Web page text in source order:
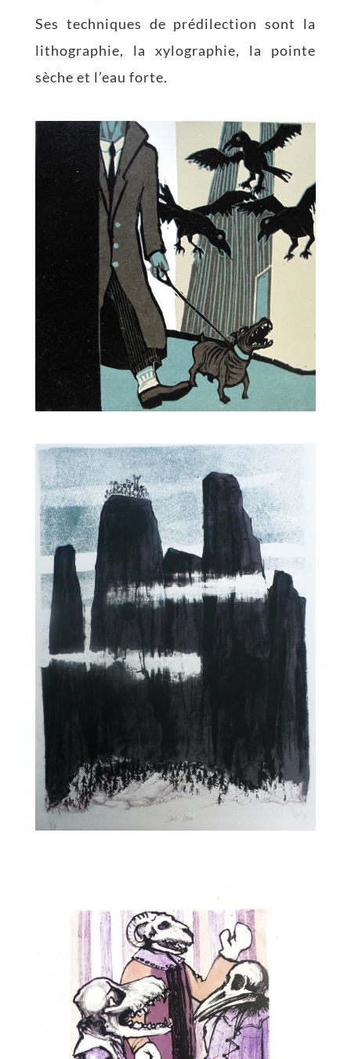
Ses techniques de prédilection sont la
lithographie, la xylographie, la pointe
sèche et l’eau forte.